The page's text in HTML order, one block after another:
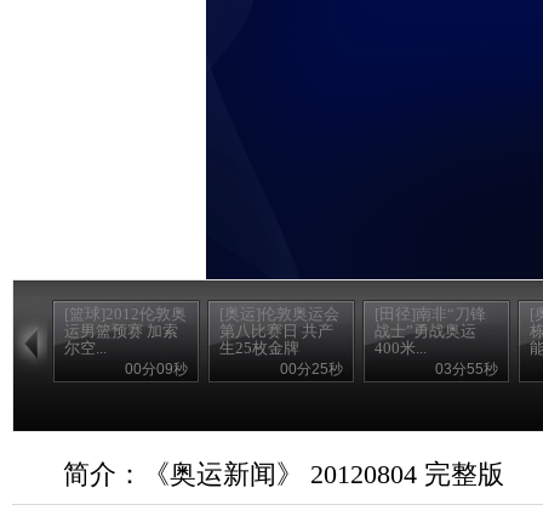
[篮球]2012伦敦奥
运男篮预赛 加索
尔空...
00分09秒
[奥运]伦敦奥运会
第八比赛日 共产
生25枚金牌
00分25秒
[田径]南非“刀锋
战士”勇战奥运
400米...
03分55秒
[
简介：《奥运新闻》 20120804 完整版